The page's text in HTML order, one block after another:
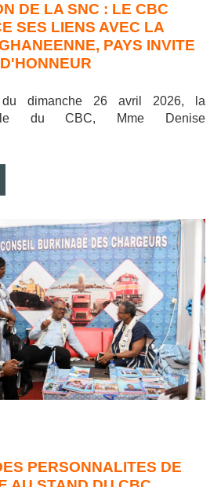
DE LA SNC : LE CBC
SES LIENS AVEC LA
PAYS INVITE
D'HONNEUR
du dimanche 26 avril 2026, la
du CBC, Mme Denise
PERSONNALITES DE